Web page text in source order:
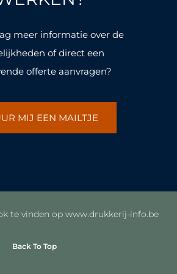
meer informatie over de
of direct een
offerte aanvragen?
MIJ EEN MAILTJE
te vinden op www.drukkerij-info.be
Back To Top